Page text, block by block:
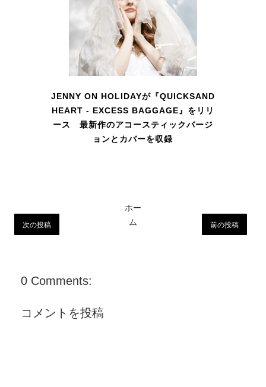
JENNY ON HOLIDAYが『QUICKSAND
HEART - EXCESS BAGGAGE』をリリ
ース 最新作のアコースティックバージ
ョンとカバーを収録
次の投稿 前の投稿
ホー
ム
0 Comments:
コメントを投稿